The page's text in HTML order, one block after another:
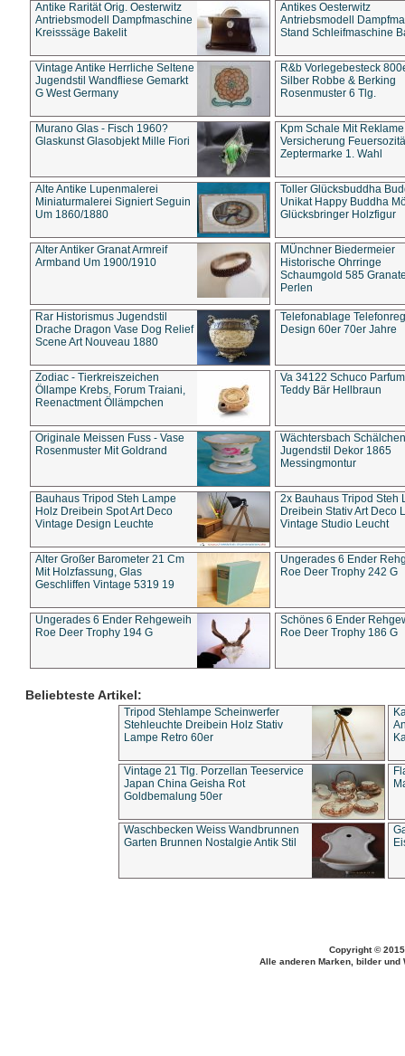
Antike Rarität Orig. Oesterwitz
Antriebsmodell Dampfmaschine
Kreisssäge Bakelit
Antikes Oesterwitz
Antriebsmodell
Stand Schleifmaschine
Vintage Antike Herrliche Seltene
Jugendstil Wandfliese Gemarkt
G West Germany
R&b Vorlegebesteck
Silber Robbe & Berking
Rosenmuster 6 Tlg.
Murano Glas - Fisch 1960?
Glaskunst Glasobjekt Mille Fiori
Kpm Schale Mit Reklame
Versicherung
Zeptermarke 1. Wahl
Alte Antike Lupenmalerei
Miniaturmalerei Signiert Seguin
Um 1860/1880
Toller Glücksbuddha
Unikat Happy Buddha
Glücksbringer Holzfigur
Alter Antiker Granat Armreif
Armband Um 1900/1910
MÜnchner Biedermeier
Historische Ohrringe
Schaumgold 585
Perlen
Rar Historismus Jugendstil
Drache Dragon Vase Dog Relief
Scene Art Nouveau 1880
Telefonablage
Design 60er 70er Jahre
Zodiac - Tierkreiszeichen
Öllampe Krebs, Forum Traiani,
Reenactment Öllämpchen
Va 34122 Schuco
Teddy Bär Hellbraun
Originale Meissen Fuss - Vase
Rosenmuster Mit Goldrand
Wächtersbach Schälchen
Jugendstil Dekor 1865
Messingmontur
Bauhaus Tripod Steh Lampe
Holz Dreibein Spot Art Deco
Vintage Design Leuchte
2x Bauhaus Tripod Steh
Dreibein Stativ Art Deco
Vintage Studio Leucht
Alter Großer Barometer 21 Cm
Mit Holzfassung, Glas
Geschliffen Vintage 5319 19
Ungerades 6 Ender
Roe Deer Trophy 242 G
Ungerades 6 Ender Rehgeweih
Roe Deer Trophy 194 G
Schönes 6 Ender
Roe Deer Trophy 186 G
Beliebteste Artikel:
Tripod Stehlampe Scheinwerfer
Stehleuchte Dreibein Holz Stativ
Lampe Retro 60er
Vintage 21 Tlg. Porzellan Teeservice
Japan China Geisha Rot
Goldbemalung 50er
Waschbecken Weiss Wandbrunnen
Garten Brunnen Nostalgie Antik Stil
Copyright ©
Alle anderen Marken, bilder und